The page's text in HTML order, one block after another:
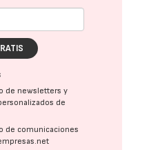
de newsletters y
de
de comunicaciones